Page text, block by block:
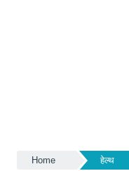
Home हेल्थ